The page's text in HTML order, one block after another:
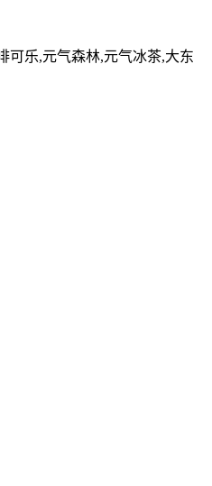
可乐,元气森林,元气冰茶,大东